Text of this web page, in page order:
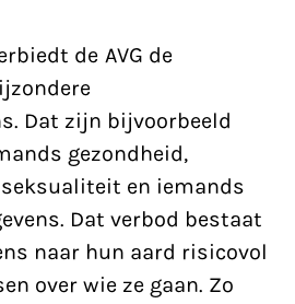
de AVG de
Dat zijn bijvoorbeeld
gezondheid,
en iemands
Dat verbod bestaat
naar hun aard risicovol
over wie ze gaan. Zo